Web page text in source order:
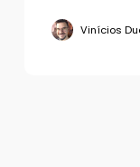
Vinícios